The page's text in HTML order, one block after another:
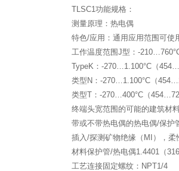
TLSC1功能规格：
测量原理：热电偶
特色/应用：通用应用范围可使
工作温度范围J型：-
TypeK：-270…1.100°C（
类型N：-270…1.100°C（
类型T：-270…400°C（
终端头宽范围的可能的建筑材
带或不带热电偶的热电偶/保护
插入/探测矿物绝缘（MI），柔
材料保护管/热电偶1.4401（
工艺连接固定螺纹：NPT1/4